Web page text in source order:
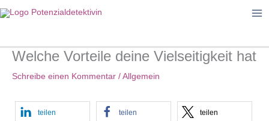
Inhalt
Welche Vorteile deine Vielseitigkeit hat
Schreibe einen Kommentar / Allgemein
teilen teilen teilen